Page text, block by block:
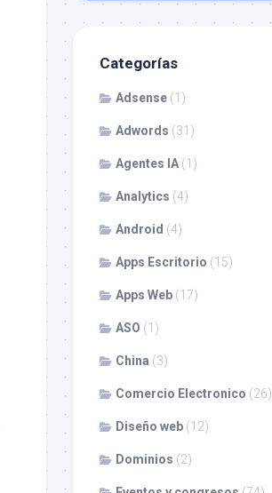
Categorías
Adsense(1)
Adwords (31)
Agentes IA(1)
Analytics (4)
Android (4)
Apps Escritorio (15)
Apps Web(17)
ASO (1)
China (3)
Comercio Electronico (26)
Diseño web(12)
Dominios (2)